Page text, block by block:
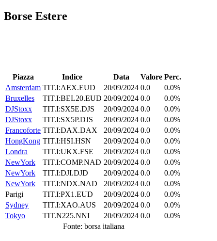
Borse Estere
Piazza Indice Data Valore Perc.
Amsterdam TIT.I:AEX.EUD 20/09/2024 0.0
0.0%
Bruxelles
TIT.I:BEL20.EUD 20/09/2024 0.0
0.0%
DJStoxx
TIT.I:SX5E.DJS 20/09/2024 0.0
0.0%
DJStoxx
TIT.I:SX5P.DJS 20/09/2024 0.0
0.0%
Francoforte TIT.I:DAX.DAX 20/09/2024 0.0
0.0%
HongKong TIT.I:HSI.HSN 20/09/2024 0.0
0.0%
Londra
TIT.I:UKX.FSE 20/09/2024 0.0
0.0%
NewYork
TIT.I:COMP.NAD 20/09/2024 0.0
0.0%
NewYork
TIT.I:DJI.DJD 20/09/2024 0.0
0.0%
NewYork
TIT.I:NDX.NAD 20/09/2024 0.0
0.0%
Parigi
TIT.I:PX1.EUD 20/09/2024 0.0
0.0%
Sydney
TIT.I:XAO.AUS 20/09/2024 0.0
0.0%
Tokyo
TIT.N225.NNI 20/09/2024 0.0
0.0%
Fonte: borsa italiana